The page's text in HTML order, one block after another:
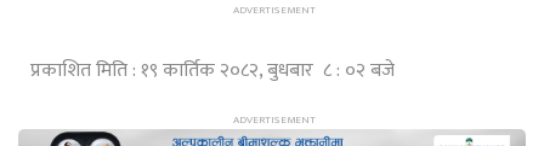
प्रकाशित मिति : १९ कार्तिक २०८२, बुधबार ८ : ०२ बजे